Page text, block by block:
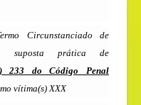
Circunstanciado de
suposta prática de
233 do Código Penal
vítima(s) XXX